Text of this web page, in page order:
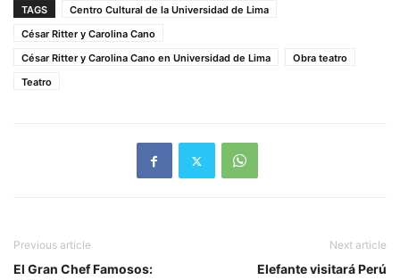
TAGS
Centro Cultural de la Universidad de Lima
César Ritter y Carolina Cano
César Ritter y Carolina Cano en Universidad de Lima
Obra teatro
Teatro
Previous article
El Gran Chef Famosos:
Next article
Elefante visitará Perú